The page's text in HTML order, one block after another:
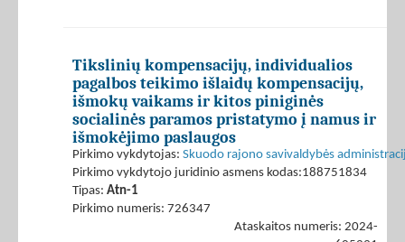
Tikslinių kompensacijų, individualios
pagalbos teikimo išlaidų kompensacijų,
išmokų vaikams ir kitos piniginės
socialinės paramos pristatymo į namus ir
išmokėjimo paslaugos
Pirkimo vykdytojas: Skuodo rajono savivaldybės
Pirkimo vykdytojo juridinio asmens kodas:188751834
Tipas: Atn-1
Pirkimo numeris: 726347
Ataskaitos numeris: 2024-